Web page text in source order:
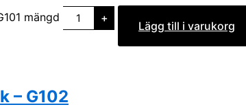
mängd +
Lägg till i varukorg
– G102